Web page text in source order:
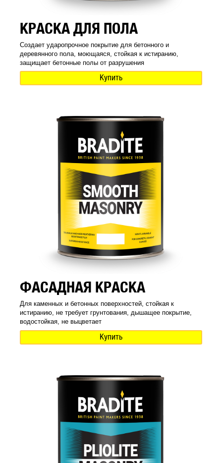
КРАСКА ДЛЯ ПОЛА
Создает ударопрочное покрытие для бетонного и
деревянного пола, моющаяся, стойкая к истиранию,
защищает бетонные полы от разрушения
Купить
ФАСАДНАЯ КРАСКА
Для каменных и бетонных поверхностей, стойкая к
истиранию, не требует грунтования, дышащее покрытие,
водостойкая, не выцветает
Купить